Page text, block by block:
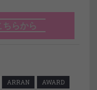
ちらから
ARRAN
AWARD